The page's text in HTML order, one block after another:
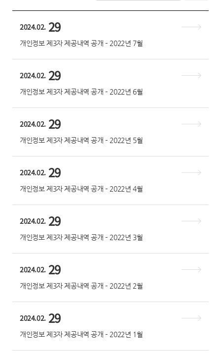
2024.02. 29
개인정보 제3자 제공내역 공개 – 2022년 7월
2024.02. 29
개인정보 제3자 제공내역 공개 – 2022년 6월
2024.02. 29
개인정보 제3자 제공내역 공개 – 2022년 5월
2024.02. 29
개인정보 제3자 제공내역 공개 – 2022년 4월
2024.02. 29
개인정보 제3자 제공내역 공개 – 2022년 3월
2024.02. 29
개인정보 제3자 제공내역 공개 – 2022년 2월
2024.02. 29
개인정보 제3자 제공내역 공개 – 2022년 1월